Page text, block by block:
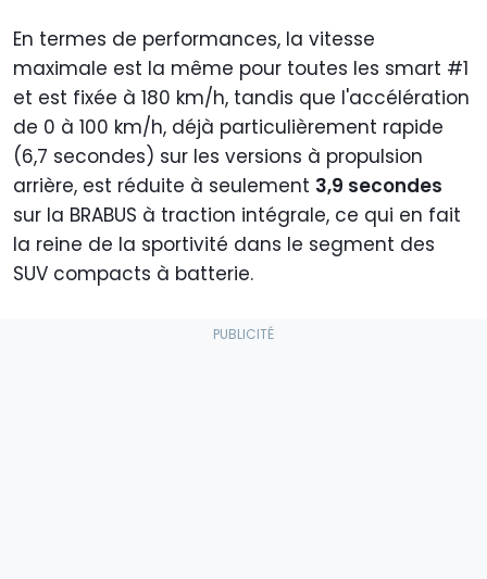
AC
Recharge
maximale
DC
150 kW 150 kW 150 kW
En termes de performances, la vitesse
maximale est la même pour toutes les smart #1
et est fixée à 180 km/h, tandis que l'accélération
de 0 à 100 km/h, déjà particulièrement rapide
(6,7 secondes) sur les versions à propulsion
arrière, est réduite à seulement 3,9 secondes
sur la BRABUS à traction intégrale, ce qui en fait
la reine de la sportivité dans le segment des
SUV compacts à batterie.